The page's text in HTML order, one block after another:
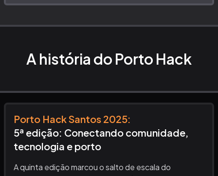
A história do Porto Hack
Porto Hack Santos 2025:
5ª edição: Conectando comunidade,
tecnologia e porto
A quinta edição marcou o salto de escala do